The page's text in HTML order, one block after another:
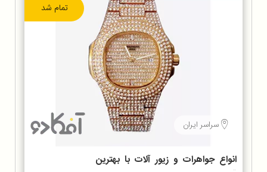
تمام شد
سراسر ایران
انواع جواهرات و زیور آلات با بهترین